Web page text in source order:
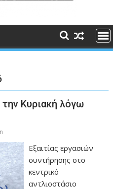
Κυριακή λόγω
Εξαιτίας εργασιών
συντήρησης στο
κεντρικό
αντλιοστάσιο